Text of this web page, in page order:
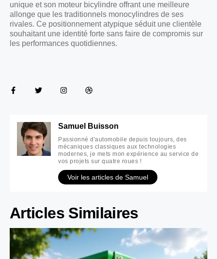
unique et son moteur bicylindre offrant une meilleure
allonge que les traditionnels monocylindres de ses
rivales. Ce positionnement atypique séduit une clientèle
souhaitant une identité forte sans faire de compromis sur
les performances quotidiennes.
Samuel Buisson
Passionné d'automobile depuis toujours, des
mécaniques classiques aux technologies
modernes, je mets mon expérience au service de
vos projets sur quatre roues !
Voir les articles de Samuel
Articles Similaires